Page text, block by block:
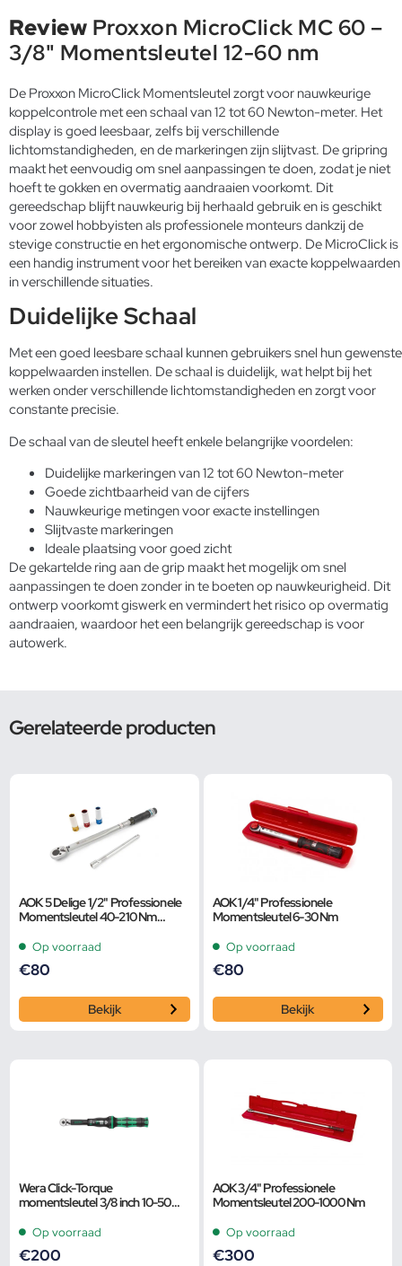
Review Proxxon MicroClick MC 60 –
3/8" Momentsleutel 12-60 nm
De Proxxon MicroClick Momentsleutel zorgt voor nauwkeurige
koppelcontrole met een schaal van 12 tot 60 Newton-meter. Het
display is goed leesbaar, zelfs bij verschillende
lichtomstandigheden, en de markeringen zijn slijtvast. De gripring
maakt het eenvoudig om snel aanpassingen te doen, zodat je niet
hoeft te gokken en overmatig aandraaien voorkomt. Dit
gereedschap blijft nauwkeurig bij herhaald gebruik en is geschikt
voor zowel hobbyisten als professionele monteurs dankzij de
stevige constructie en het ergonomische ontwerp. De MicroClick is
een handig instrument voor het bereiken van exacte koppelwaarden
in verschillende situaties.
Duidelijke Schaal
Met een goed leesbare schaal kunnen gebruikers snel hun gewenste
koppelwaarden instellen. De schaal is duidelijk, wat helpt bij het
werken onder verschillende lichtomstandigheden en zorgt voor
constante precisie.
De schaal van de sleutel heeft enkele belangrijke voordelen:
Duidelijke markeringen van 12 tot 60 Newton-meter
Goede zichtbaarheid van de cijfers
Nauwkeurige metingen voor exacte instellingen
Slijtvaste markeringen
Ideale plaatsing voor goed zicht
De gekartelde ring aan de grip maakt het mogelijk om snel
aanpassingen te doen zonder in te boeten op nauwkeurigheid. Dit
ontwerp voorkomt giswerk en vermindert het risico op overmatig
aandraaien, waardoor het een belangrijk gereedschap is voor
autowerk.
Gerelateerde producten
AOK 5 Delige 1/2" Professionele
Momentsleutel 40-210 Nm
Verlengstuk
Op voorraad
€80
Bekijk
AOK 1/4" Professionele
Momentsleutel 6-30 Nm
Op voorraad
€80
Bekijk
Wera Click-Torque
momentsleutel 3/8 inch 10-50
Op voorraad
€200
AOK 3/4" Professionele
Momentsleutel 200-1000 Nm
Op voorraad
€300